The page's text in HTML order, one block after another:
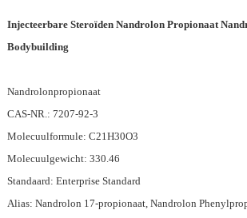
Injecteerbare Steroïden Nandrolon Propionaat
Bodybuilding
Nandrolonpropionaat
CAS-NR.: 7207-92-3
Molecuulformule: C21H30O3
Molecuulgewicht: 330.46
Standaard: Enterprise Standard
Alias: Nandrolon 17-propionaat, Nandrolon